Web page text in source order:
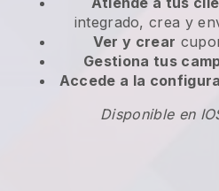
integrado, crea y
Ver y crear
Gestiona tus
Accede a la
Disponible en